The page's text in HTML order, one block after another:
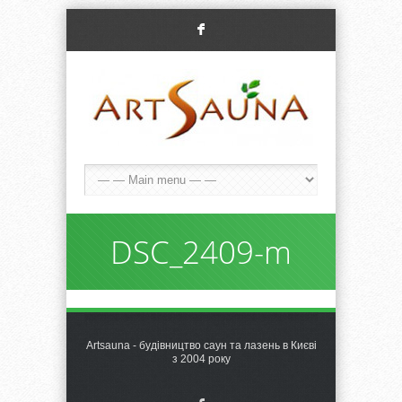
F
DSC_2409-m
Artsauna - будівництво саун та лазень в Києві
з 2004 року